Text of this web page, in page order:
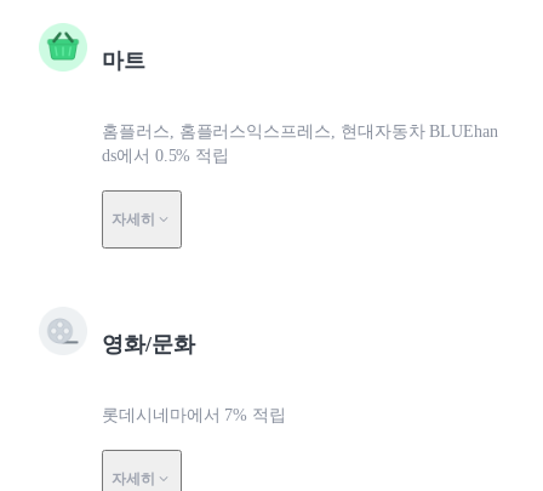
마트
홈플러스, 홈플러스익스프레스, 현대자동차 BLUEhan
ds에서 0.5% 적립
자세히
영화/문화
롯데시네마에서 7% 적립
자세히